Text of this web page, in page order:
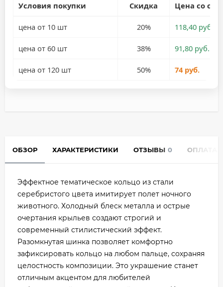
Условия покупки Скидка Цена со
цена от 10 шт 20% 118,40 руб.
цена от 60 шт 38% 91,80 руб.
цена от 120 шт 50% 74 руб.
ОБЗОР ХАРАКТЕРИСТИКИ ОТЗЫВЫ 0 ОПЛАТА
Эффектное тематическое кольцо из стали
серебристого цвета имитирует полет ночного
животного. Холодный блеск металла и острые
очертания крыльев создают строгий и
современный стилистический эффект.
Разомкнутая шинка позволяет комфортно
зафиксировать кольцо на любом пальце, сохраняя
целостность композиции. Это украшение станет
отличным акцентом для любителей